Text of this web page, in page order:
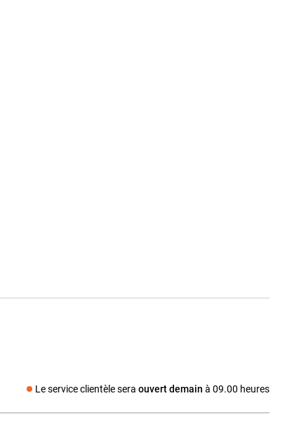
Le service clientèle sera ouvert demain à 09.00 heures
Média social